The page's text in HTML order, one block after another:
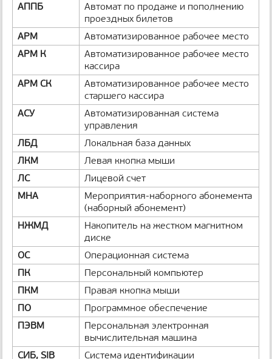
ы
с
р
и
АППБ
Автомат по продаже и пополнению
проездных билетов
АРМ
Автоматизированное рабочее место
АРМ К
Автоматизированное рабочее место
кассира
АРМ СК
Автоматизированное рабочее место
старшего кассира
АСУ
Автоматизированная система
управления
ЛБД
Локальная база данных
ЛКМ
Левая кнопка мыши
ЛС
Лицевой счет
МНА
Мероприятия-наборного абонемента
(наборный абонемент)
НЖМД
Накопитель на жестком магнитном
диске
ОС
Операционная система
ПК
Персональный компьютер
ПКМ
Правая кнопка мыши
ПО
Программное обеспечение
ПЭВМ
Персональная электронная
вычислительная машина
СИБ, SIB
Система идентификации